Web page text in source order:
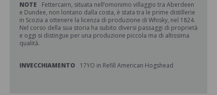
NOTE
Fettercairn, situata nell’omonimo villaggio tra Aberdeen
e Dundee, non lontano dalla costa, è stata tra le prime distillerie
in Scozia a ottenere la licenza di produzione di Whisky, nel 1824.
Nel corso della sua storia ha subito diversi passaggi di proprietà
e oggi si distingue per una produzione piccola ma di altissima
qualità.
INVECCHIAMENTO 17YO in Refill American Hogshead